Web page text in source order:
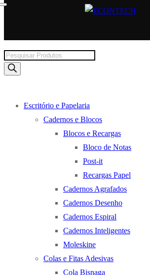
Products
search
Escritório e Papelaria
Cadernos e Blocos
Blocos e Recargas
Bloco de Notas
Post-it
Recargas Papel
Cadernos Agrafados
Cadernos Desenho
Cadernos Espiral
Cadernos Inteligentes
Moleskine
Colas e Fitas Adesivas
Cola Bisnaga